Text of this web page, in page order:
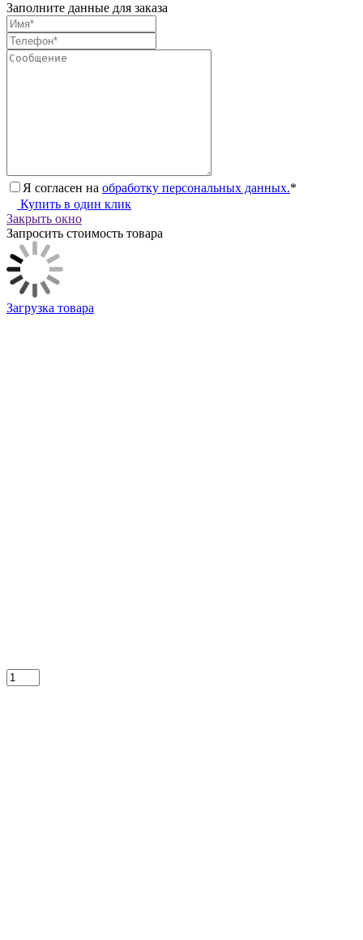
Заполните данные для заказа
Я согласен на обработку персональных данных.*
Купить в один клик
Закрыть окно
Запросить стоимость товара
Загрузка товара